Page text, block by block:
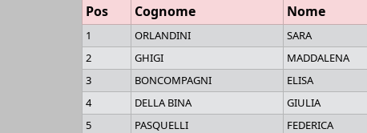
Pos Cognome Nome
1 ORLANDINI SARA
2
GHIGI MADDALENA
3
BONCOMPAGNI ELISA
4
DELLA BINA GIULIA
5
PASQUELLI FEDERICA